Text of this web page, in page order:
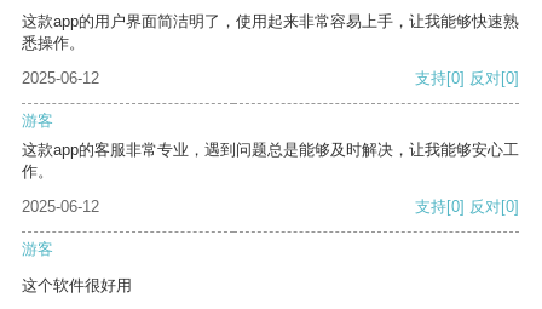
这款app的用户界面简洁明了，使用起来非常容易上手，让我能够快速熟
悉操作。
2025-06-12
支持[0] 反对[0]
游客
这款app的客服非常专业，遇到问题总是能够及时解决，让我能够安心工
作。
2025-06-12
支持[0] 反对[0]
游客
这个软件很好用